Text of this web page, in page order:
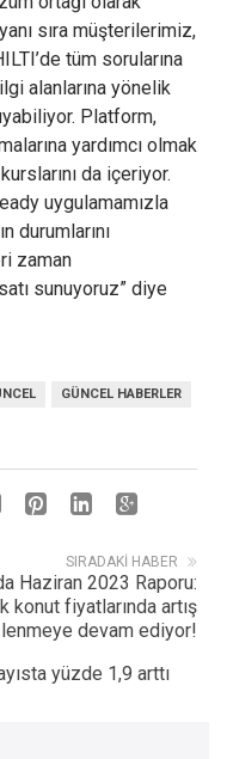
sıra müşterilerimiz,
tüm sorularına
alanlarına yönelik
Platform,
yardımcı olmak
da içeriyor.
uygulamamızla
durumlarını
zaman
sunuyoruz” diye
GÜNCEL HABERLER
SIRADAKI HABER
Haziran 2023 Raporu:
konut fiyatlarında artış
devam ediyor!
yüzde 1,9 arttı